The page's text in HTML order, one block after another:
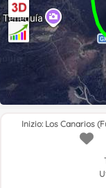
Inizio: Los Canarios